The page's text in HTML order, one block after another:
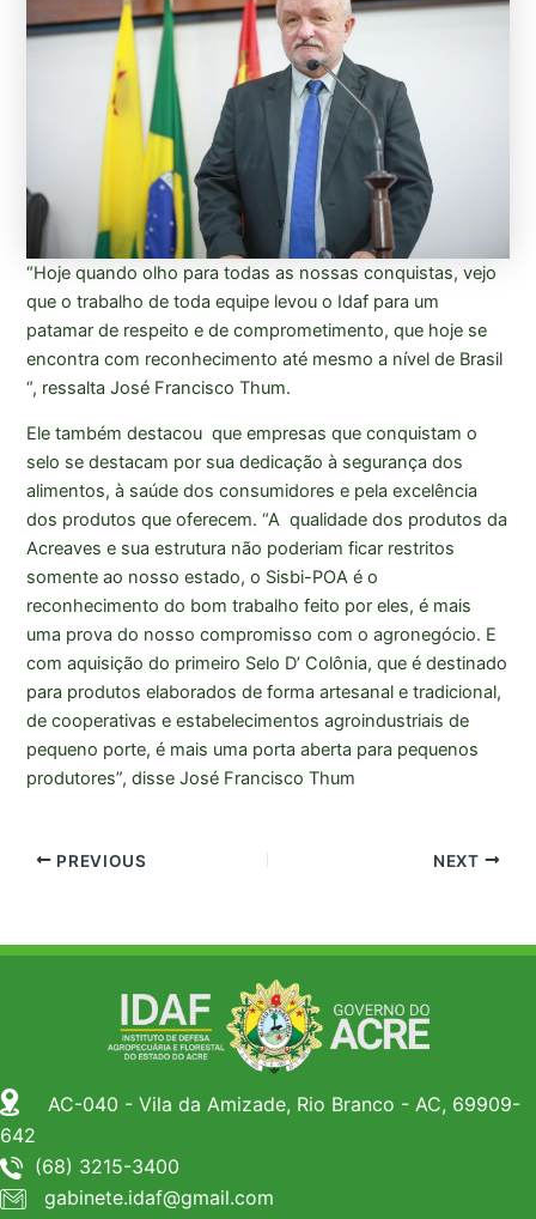
“Hoje quando olho para todas as nossas conquistas, vejo
que o trabalho de toda equipe levou o Idaf para um
patamar de respeito e de comprometimento, que hoje se
encontra com reconhecimento até mesmo a nível de Brasil
“, ressalta José Francisco Thum.
Ele também destacou que empresas que conquistam o
selo se destacam por sua dedicação à segurança dos
alimentos, à saúde dos consumidores e pela excelência
dos produtos que oferecem. “A qualidade dos produtos da
Acreaves e sua estrutura não poderiam ficar restritos
somente ao nosso estado, o Sisbi-POA é o
reconhecimento do bom trabalho feito por eles, é mais
uma prova do nosso compromisso com o agronegócio. E
com aquisição do primeiro Selo D’ Colônia, que é destinado
para produtos elaborados de forma artesanal e tradicional,
de cooperativas e estabelecimentos agroindustriais de
pequeno porte, é mais uma porta aberta para pequenos
produtores”, disse José Francisco Thum
PREVIOUS NEXT
AC-040 - Vila da Amizade, Rio Branco - AC, 69909-
642
(68) 3215-3400
gabinete.idaf@gmail.com